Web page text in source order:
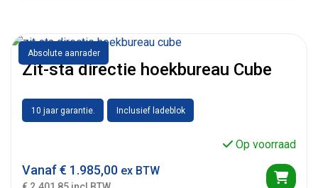
Absolute aanrader
Zit-sta directie hoekbureau Cube
10 jaar garantie. Inclusief ladeblok
Op voorraad
Vanaf€ 1.985,00 ex BTW